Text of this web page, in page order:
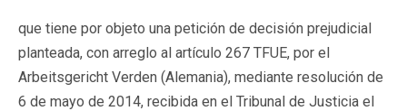
que tiene por objeto una petición de decisión prejudicial
planteada, con arreglo al artículo 267 TFUE, por el
Arbeitsgericht Verden (Alemania), mediante resolución de
6 de mayo de 2014, recibida en el Tribunal de Justicia el